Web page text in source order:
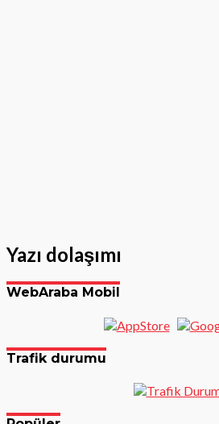
Yazı dolaşımı
WebAraba Mobil
Trafik durumu